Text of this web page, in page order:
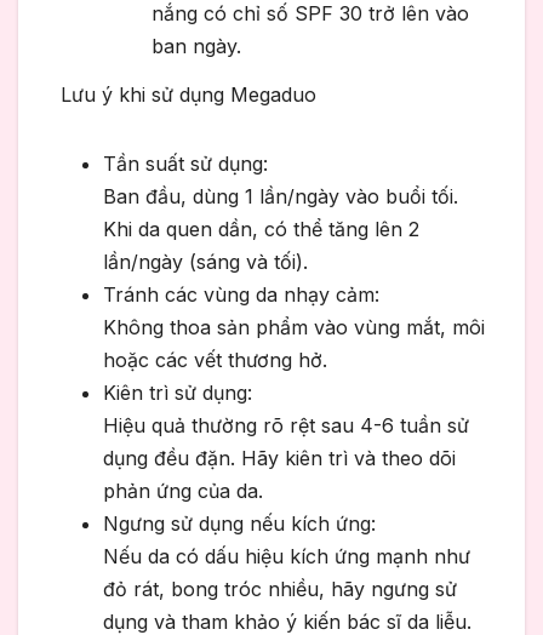
nắng có chỉ số SPF 30 trở lên vào
ban ngày.
Lưu ý khi sử dụng Megaduo
Tần suất sử dụng:
Ban đầu, dùng 1 lần/ngày vào buổi tối.
Khi da quen dần, có thể tăng lên 2
lần/ngày (sáng và tối).
Tránh các vùng da nhạy cảm:
Không thoa sản phẩm vào vùng mắt, môi
hoặc các vết thương hở.
Kiên trì sử dụng:
Hiệu quả thường rõ rệt sau 4-6 tuần sử
dụng đều đặn. Hãy kiên trì và theo dõi
phản ứng của da.
Ngưng sử dụng nếu kích ứng:
Nếu da có dấu hiệu kích ứng mạnh như
đỏ rát, bong tróc nhiều, hãy ngưng sử
dụng và tham khảo ý kiến bác sĩ da liễu.